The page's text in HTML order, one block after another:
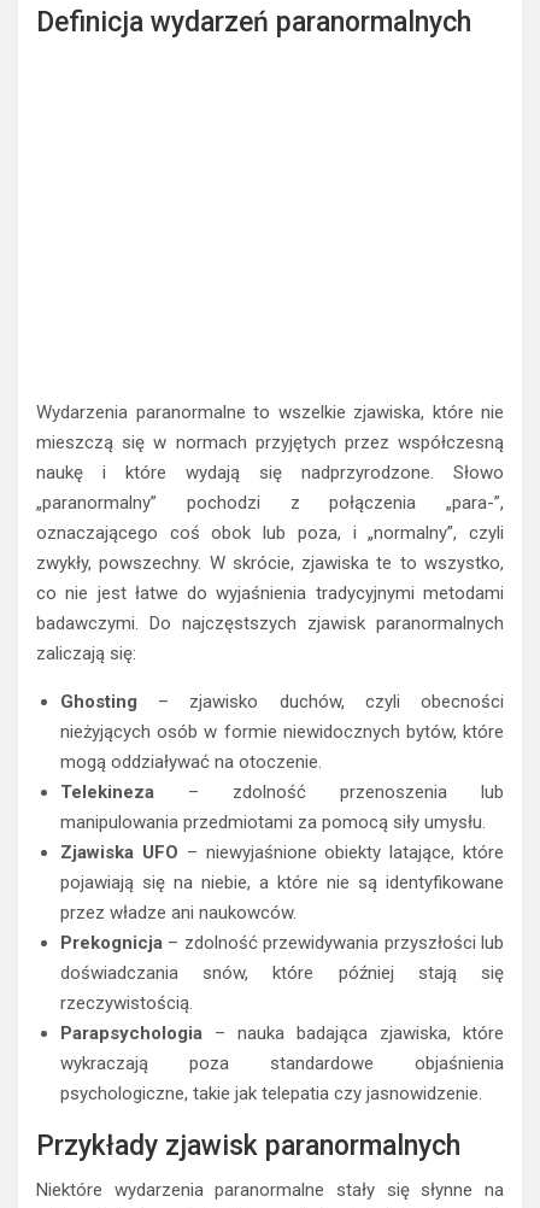
Definicja wydarzeń paranormalnych
Wydarzenia paranormalne to wszelkie zjawiska, które nie
mieszczą się w normach przyjętych przez współczesną
naukę i które wydają się nadprzyrodzone. Słowo
„paranormalny” pochodzi z połączenia „para-”,
oznaczającego coś obok lub poza, i „normalny”, czyli
zwykły, powszechny. W skrócie, zjawiska te to wszystko,
co nie jest łatwe do wyjaśnienia tradycyjnymi metodami
badawczymi. Do najczęstszych zjawisk paranormalnych
zaliczają się:
Ghosting – zjawisko duchów, czyli obecności
nieżyjących osób w formie niewidocznych bytów, które
mogą oddziaływać na otoczenie.
Telekineza– zdolność przenoszenia lub
manipulowania przedmiotami za pomocą siły umysłu.
Zjawiska UFO– niewyjaśnione obiekty latające, które
pojawiają się na niebie, a które nie są identyfikowane
przez władze ani naukowców.
Prekognicja– zdolność przewidywania przyszłości lub
doświadczania snów, które później stają się
rzeczywistością.
Parapsychologia– nauka badająca zjawiska, które